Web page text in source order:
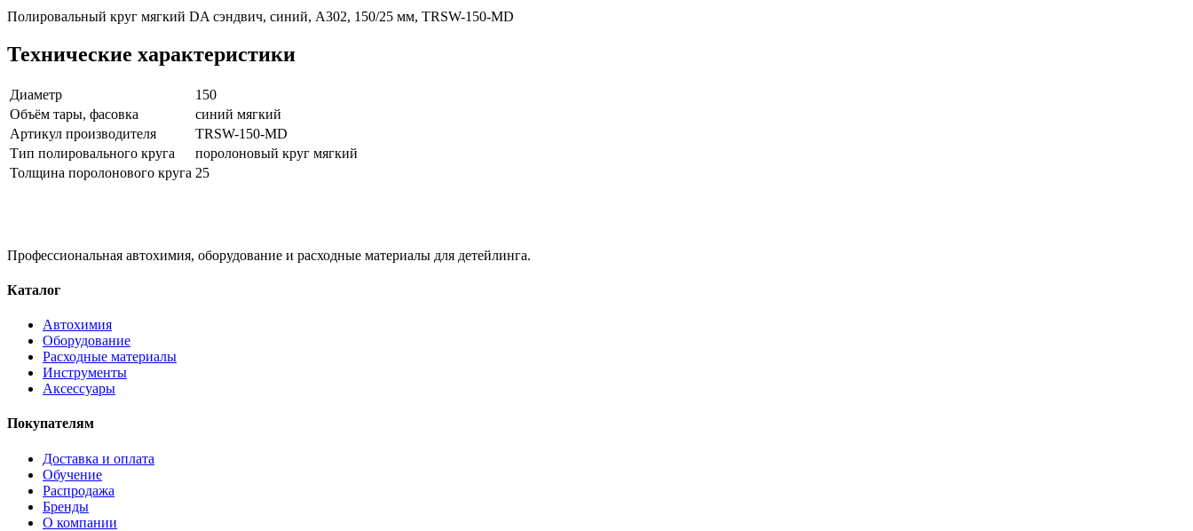
Полировальный круг мягкий DA сэндвич, синий, A302, 150/25 мм, TRSW-150-MD
Технические характеристики
Диаметр
150
Объём тары, фасовка
синий мягкий
Артикул производителя
TRSW-150-MD
Тип полировального круга
поролоновый круг мягкий
Толщина поролонового круга 25
Профессиональная автохимия, оборудование и расходные материалы для детейлинга.
Каталог
Автохимия
Оборудование
Расходные материалы
Инструменты
Аксессуары
Покупателям
Доставка и оплата
Обучение
Распродажа
Бренды
О компании